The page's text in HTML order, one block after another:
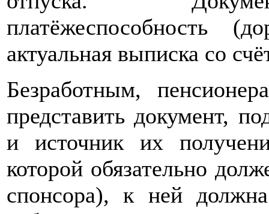
платёжеспособность
актуальная выписка со
Безработным,
представить документ,
и источник их
которой обязательно
спонсора), к ней